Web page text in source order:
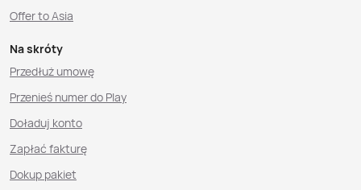
Offer to Asia
Na skróty
Przedłuż umowę
Przenieś numer do Play
Doładuj konto
Zapłać fakturę
Dokup pakiet